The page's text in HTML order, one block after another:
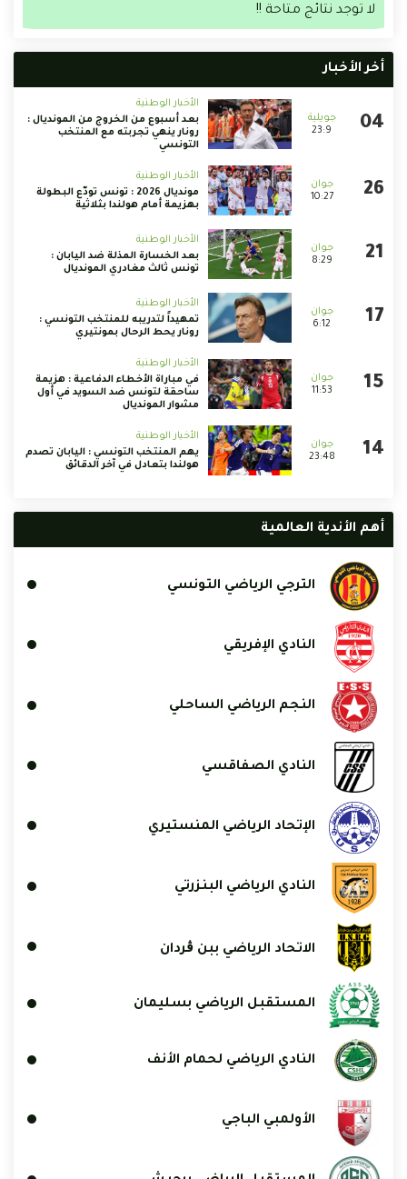
لا توجد نتائج متاحة !!
أخر الأخبار
23:9
الأخبار الوطنية
بعد أسبوع من الخروج من المونديال :
رونار ينهي تجربته مع المنتخب
التونسي
10:27
الأخبار الوطنية
مونديال 2026 : تونس تودّع البطولة
بهزيمة أمام هولندا بثلاثية
8:29
الأخبار الوطنية
بعد الخسارة المذلة ضد اليابان :
تونس ثالث مغادري المونديال
6:12
الأخبار الوطنية
تمهيداً لتدريبه للمنتخب التونسي :
رونار يحط الرحال بمونتيري
11:53
الأخبار الوطنية
في مباراة الأخطاء الدفاعية : هزيمة
ساحقة لتونس ضد السويد في أول
مشوار المونديال
23:48
الأخبار الوطنية
يهم المنتخب التونسي : اليابان تصدم
هولندا بتعادل في آخر الدقائق
أهم الأندية العالمية
الترجي الرياضي التونسي
النادي الإفريقي
النجم الرياضي الساحلي
النادي الصفاقسي
الإتحاد الرياضي المنستيري
النادي الرياضي البنزرتي
الاتحاد الرياضي ببن ڨردان
المستقبل الرياضي بسليمان
النادي الرياضي لحمام الأنف
الأولمبي الباجي